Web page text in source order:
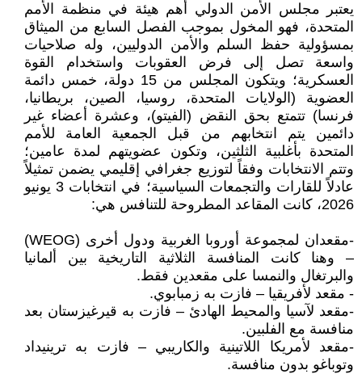
يعتبر مجلس الأمن الدولي أهم هيئة في منظمة الأمم
المتحدة، فهو المخول بموجب الفصل السابع من الميثاق
بمسؤولية حفظ السلم والأمن الدوليين، وله صلاحيات
واسعة تصل إلى فرض العقوبات واستخدام القوة
العسكرية؛ ويتكون المجلس من 15 دولة، خمس دائمة
العضوية (الولايات المتحدة، روسيا، الصين، بريطانيا،
فرنسا) تتمتع بحق النقض (الفيتو)، وعشرة أعضاء غير
دائمين يتم انتخابهم من قبل الجمعية العامة للأمم
المتحدة بأغلبية الثلثين، وتكون عضويتهم لمدة عامين؛
وتتم الانتخابات وفقاً لتوزيع جغرافي إقليمي يضمن تمثيلاً
عادلاً للقارات والتجمعات السياسية؛ في انتخابات 3 يونيو
2026، كانت المقاعد المطروحة للتنافس هي:
-مقعدان لمجموعة أوروبا الغربية ودول أخرى (WEOG)
– وهنا كانت المنافسة الثلاثية التاريخية بين ألمانيا
والبرتغال والنمسا على مقعدين فقط.
- مقعد لأفريقيا – فازت به زمبابوي.
-مقعد لآسيا والمحيط الهادئ – فازت به قيرغيزستان بعد
منافسة مع الفلبين.
-مقعد لأمريكا اللاتينية والكاريبي – فازت به ترينيداد
وتوباغو بدون منافسة.